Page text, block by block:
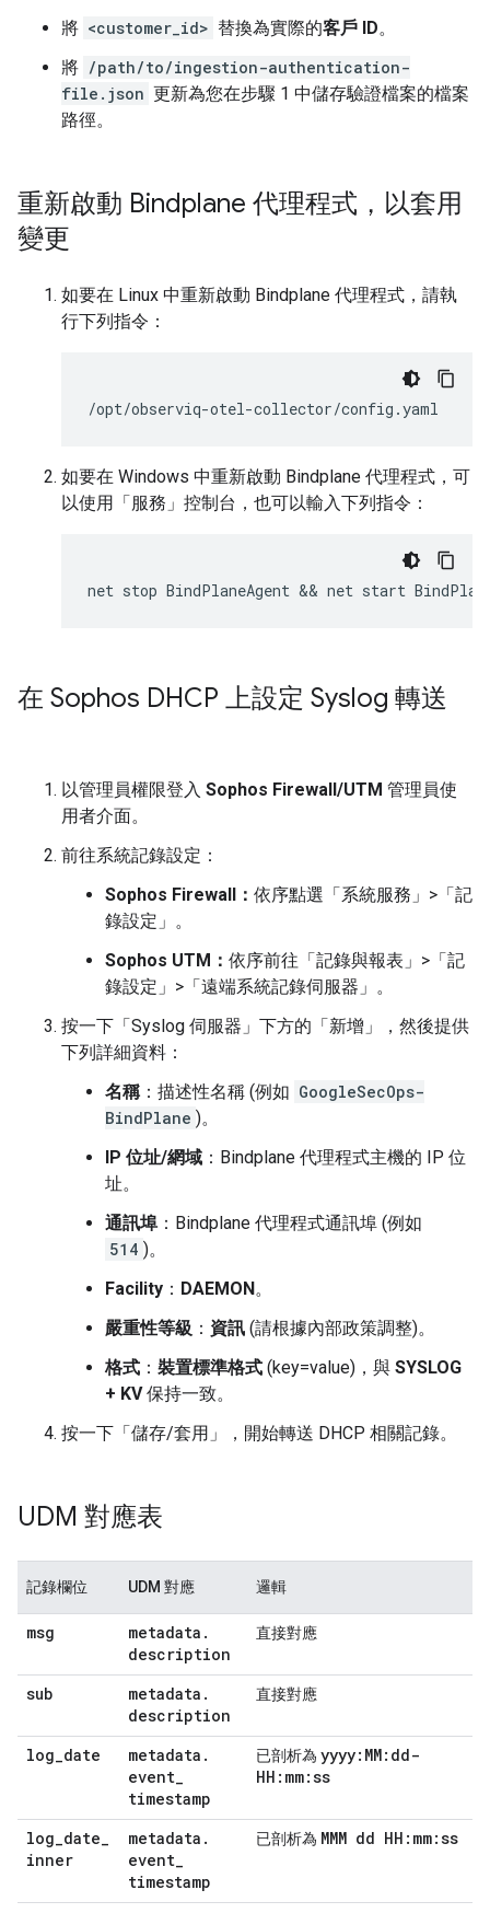
將 <customer_id> 替換為實際的客戶 ID。
將 /path/to/ingestion-authentication-
file.json 更新為您在步驟 1 中儲存驗證檔案的檔案
路徑。
重新啟動 Bindplane 代理程式，以套用
變更
如要在 Linux 中重新啟動 Bindplane 代理程式，請執
行下列指令：
如要在 Windows 中重新啟動 Bindplane 代理程式，可
以使用「服務」 控制台，也可以輸入下列指令：
在 Sophos DHCP 上設定 Syslog 轉送
以管理員權限登入 Sophos Firewall/UTM 管理員使
用者介面。
前往系統記錄設定：
Sophos Firewall： 依序點選「系統服務」 > 「記
錄設定」 。
Sophos UTM： 依序前往「記錄與報表」 > 「記
錄設定」 > 「遠端系統記錄伺服器」 。
按一下「Syslog 伺服器」下方的「新增」
，然後提供
下列詳細資料：
名稱：描述性名稱 (例如 GoogleSecOps-
BindPlane )。
IP 位址/網域 ：Bindplane 代理程式主機的 IP 位
址。
通訊埠 ：Bindplane 代理程式通訊埠 (例如
514 )。
Facility ： DAEMON。
嚴重性等級 ： 資訊 (請根據內部政策調整)。
格式 ： 裝置標準格式 (key=value)，與 SYSLOG
+ KV保持一致。
按一下「儲存/套用」
，開始轉送 DHCP 相關記錄。
UDM 對應表
記錄欄位 UDM 對應 邏輯
msg metadata .
description
直接對應
sub metadata .
description
直接對應
log_date metadata .
event_
timestamp
已剖析為 yyyy:MM:dd-
HH:mm:ss
log_date_
inner
metadata .
event_
timestamp
已剖析為 MMM dd HH:mm:ss